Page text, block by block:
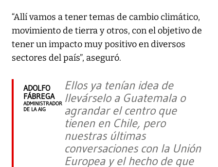
“Allí vamos a tener temas de cambio climático,
movimiento de tierra y otros, con el objetivo de
tener un impacto muy positivo en diversos
sectores del país”, aseguró.
ADOLFO
FÁBREGA
ADMINISTRADOR
DE LA AIG
Ellos ya tenían idea de
llevárselo a Guatemala o
agrandar el centro que
tienen en Chile, pero
nuestras últimas
conversaciones con la Unión
Europea y el hecho de que